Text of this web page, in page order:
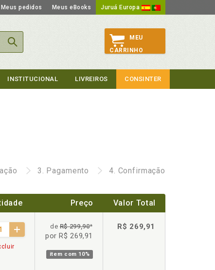
Meus pedidos Meus eBooks Juruá Europa
MEU
CARRINHO
INSTITUCIONAL LIVREIROS CONSINTER
3. Pagamento 4. Confirmação
Preço Valor Total
deR$ 299,90*
por R$ 269,91
item com 10%
R$ 269,91